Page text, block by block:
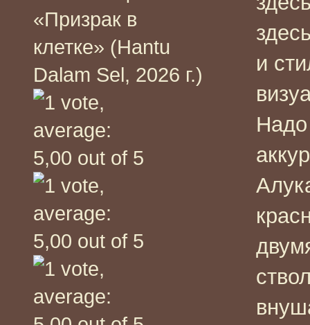
«Призрак в
клетке» (Hantu
Dalam Sel, 2026 г.)
и